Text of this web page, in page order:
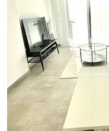
5KM 10KM 25KM